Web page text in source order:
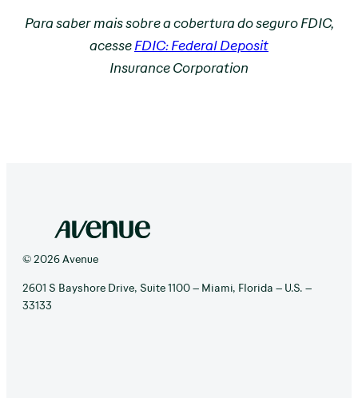
Para saber mais sobre a cobertura do seguro FDIC,
acesseFDIC: Federal Deposit
Insurance Corporation
© 2026 Avenue
2601 S Bayshore Drive, Suite 1100 – Miami, Florida – U.S. –
33133